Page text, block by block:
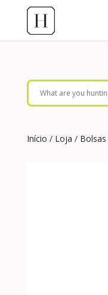
Início / Loja / Bolsas